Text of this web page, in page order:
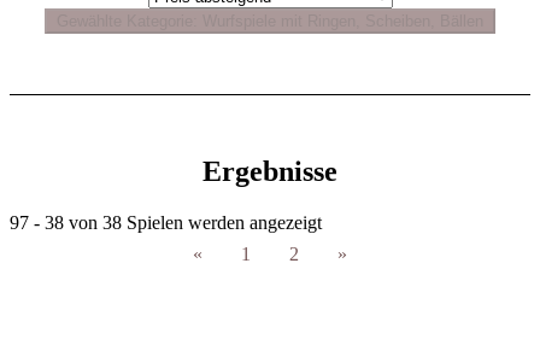
Ergebnisse
97 - 38 von 38 Spielen werden angezeigt
«
1 2 »